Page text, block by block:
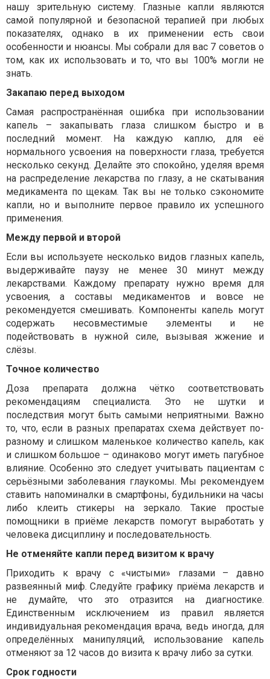
нашу зрительную систему. Глазные капли являются
самой популярной и безопасной терапией при любых
показателях, однако в их применении есть свои
особенности и нюансы. Мы собрали для вас 7 советов о
том, как их использовать и то, что вы 100% могли не
знать.
Закапаю перед выходом
Самая распространённая ошибка при использовании
капель – закапывать глаза слишком быстро и в
последний момент. На каждую каплю, для её
нормального усвоения на поверхности глаза, требуется
несколько секунд. Делайте это спокойно, уделяя время
на распределение лекарства по глазу, а не скатывания
медикамента по щекам. Так вы не только сэкономите
капли, но и выполните первое правило их успешного
применения.
Между первой и второй
Если вы используете несколько видов глазных капель,
выдерживайте паузу не менее 30 минут между
лекарствами. Каждому препарату нужно время для
усвоения, а составы медикаментов и вовсе не
рекомендуется смешивать. Компоненты капель могут
содержать несовместимые элементы и не
подействовать в нужной силе, вызывая жжение и
слёзы.
Точное количество
Доза препарата должна чётко соответствовать
рекомендациям специалиста. Это не шутки и
последствия могут быть самыми неприятными. Важно
то, что, если в разных препаратах схема действует по-
разному и слишком маленькое количество капель, как
и слишком большое – одинаково могут иметь пагубное
влияние. Особенно это следует учитывать пациентам с
серьёзными заболевания глаукомы. Мы рекомендуем
ставить напоминалки в смартфоны, будильники на часы
либо клеить стикеры на зеркало. Такие простые
помощники в приёме лекарств помогут выработать у
человека дисциплину и последовательность.
Не отменяйте капли перед визитом к врачу
Приходить к врачу с «чистыми» глазами – давно
развеянный миф. Следуйте графику приёма лекарств и
не думайте, что это отразится на диагностике.
Единственным исключением из правил является
индивидуальная рекомендация врача, ведь иногда, для
определённых манипуляций, использование капель
отменяют за 12 часов до визита к врачу либо за сутки.
Срок годности